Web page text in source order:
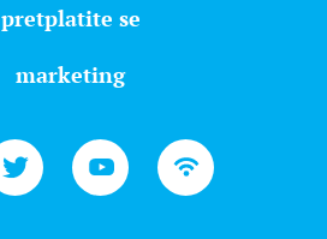
pretplatite se
marketing